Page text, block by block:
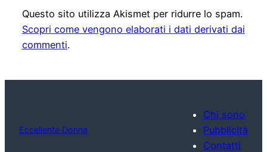
Questo sito utilizza Akismet per ridurre lo spam.
Scopri come vengono elaborati i dati derivati dai
commenti.
Eccellente Donna
Chi sono
Pubblicità
Contatti